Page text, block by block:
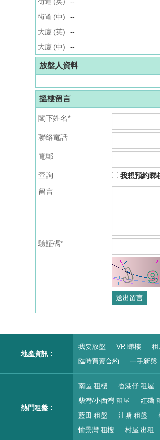
街道 (中)
--
大廈 (英)
--
大廈 (中)
--
放盤人資料
搵樓留言
閣下姓名*
聯絡電話
電郵
查詢
我想預約睇
留言
驗証碼*
地產資訊 :
我要放盤 VR 睇樓 租
臨時買賣合約
一手新盤
熱門租盤 :
南區 租樓 香港仔 租屋
柴灣/小西灣 租屋
紅磡
藍田 租盤
油塘 租盤
愉景灣 租樓
村屋 出租